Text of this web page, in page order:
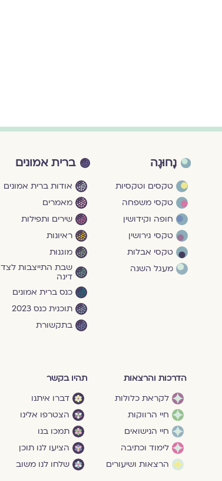
נָחוּגָה
טקסים וטקסיות
טקסי משפחה
חופה וקידושין
טקסי גירושין
טקסי אבלות
מעגל השנה
ברית אמונים
אודות ברית אמונים
מאמרים
שירים ותפילות
ראיונות
מוגנוּת
שבת התייצבות לצד
דינה
כנס ברית אמונים
תוכנית כנס 2023
בתקשורת
הדרכות והרצאות
לקראת כלולות
חיי הרווקות
חיי הנישואים
לימוד וכתיבה
הרצאות ושיעורים
תהיו בקשר
דברו איתנו
הצטרפו אלינו
תמכו בנו
הציעו לנו תוכן
שלחו לנו משוב